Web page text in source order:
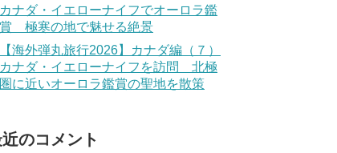
カナダ・イエローナイフでオーロラ鑑
賞 極寒の地で魅せる絶景
【海外弾丸旅行2026】カナダ編（７）
カナダ・イエローナイフを訪問 北極
圏に近いオーロラ鑑賞の聖地を散策
のコメント